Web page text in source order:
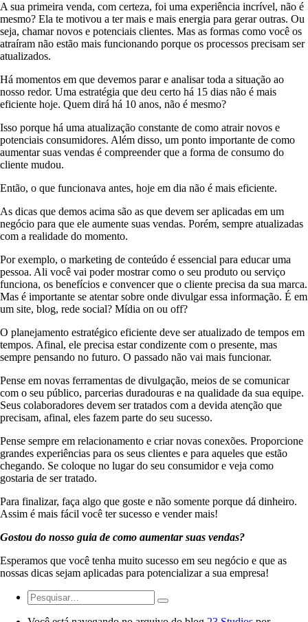
A sua primeira venda, com certeza, foi uma experiência incrível, não é
mesmo? Ela te motivou a ter mais e mais energia para gerar outras. Ou
seja, chamar novos e potenciais clientes. Mas as formas como você os
atraíram não estão mais funcionando porque os processos precisam ser
atualizados.
Há momentos em que devemos parar e analisar toda a situação ao
nosso redor. Uma estratégia que deu certo há 15 dias não é mais
eficiente hoje. Quem dirá há 10 anos, não é mesmo?
Isso porque há uma atualização constante de como atrair novos e
potenciais consumidores. Além disso, um ponto importante de como
aumentar suas vendas é compreender que a forma de consumo do
cliente mudou.
Então, o que funcionava antes, hoje em dia não é mais eficiente.
As dicas que demos acima são as que devem ser aplicadas em um
negócio para que ele aumente suas vendas. Porém, sempre atualizadas
com a realidade do momento.
Por exemplo, o marketing de conteúdo é essencial para educar uma
pessoa. Ali você vai poder mostrar como o seu produto ou serviço
funciona, os benefícios e convencer que o cliente precisa da sua marca.
Mas é importante se atentar sobre onde divulgar essa informação. É em
um site, blog, rede social? Mídia on ou off?
O planejamento estratégico eficiente deve ser atualizado de tempos em
tempos. Afinal, ele precisa estar condizente com o presente, mas
sempre pensando no futuro. O passado não vai mais funcionar.
Pense em novas ferramentas de divulgação, meios de se comunicar
com o seu público, parcerias duradouras e na qualidade da sua equipe.
Seus colaboradores devem ser tratados com a devida atenção que
precisam, afinal, eles fazem parte do seu sucesso.
Pense sempre em relacionamento e criar novas conexões. Proporcione
grandes experiências para os seus clientes e para aqueles que estão
chegando. Se coloque no lugar do seu consumidor e veja como
gostaria de ser tratado.
Para finalizar, faça algo que goste e não somente porque dá dinheiro.
Assim é mais fácil você ter sucesso e vender mais!
Gostou do nosso guia de como aumentar suas vendas?
Esperamos que você tenha muito sucesso em seu negócio e que as
nossas dicas sejam aplicadas para potencializar a sua empresa!